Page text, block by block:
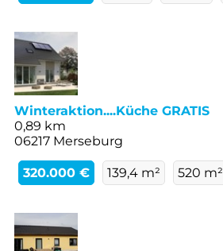
Winteraktion....Küche GRATIS
0,89 km
06217 Merseburg
320.000 € 139,4 m² 520 m²